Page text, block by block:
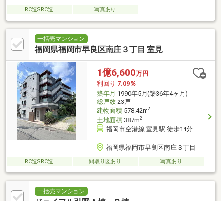
RC造SRC造 写真あり
一括売マンション
福岡県福岡市早良区南庄３丁目 室見
1億6,600万円
利回り 7.09％
築年月 1990年5月(築36年4ヶ月)
総戸数23戸
建物面積578.42m2
土地面積387m2
福岡市空港線 室見駅 徒歩14分
福岡県福岡市早良区南庄３丁目
RC造SRC造 間取り図あり 写真あり
一括売マンション